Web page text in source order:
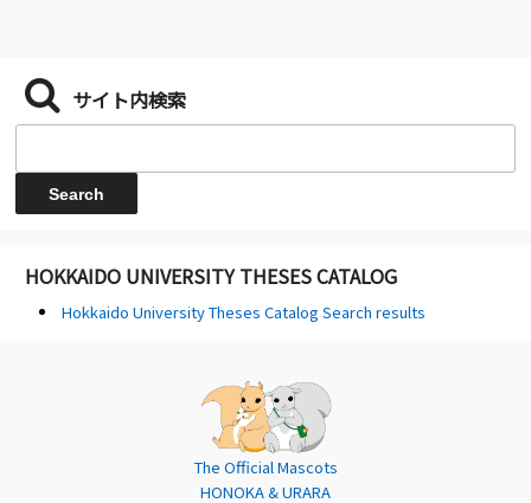
サイト内検索
HOKKAIDO UNIVERSITY THESES CATALOG
Hokkaido University Theses Catalog Search results
The Official Mascots
HONOKA & URARA